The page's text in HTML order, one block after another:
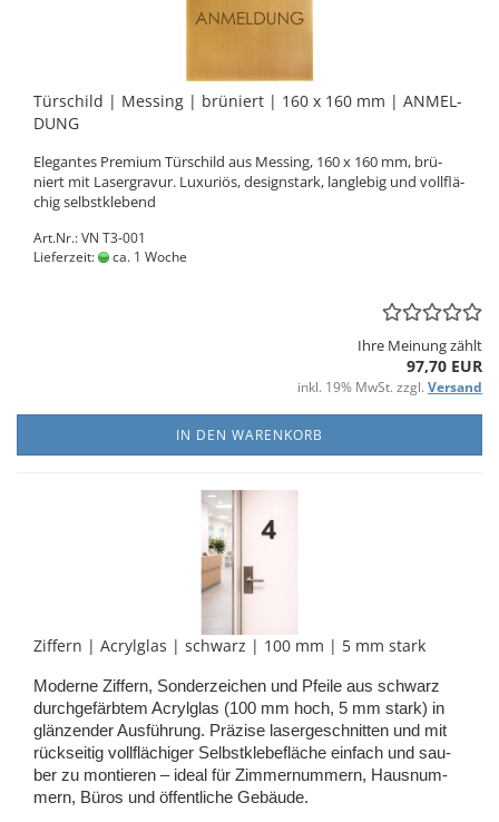
Tür­schild | Mes­sing | brü­niert | 160 x 160 mm | AN­MEL­
DUNG
Ele­gan­tes Pre­mi­um Tür­schild aus Mes­sing, 160 x 160 mm, brü­
niert mit La­ser­gra­vur. Lu­xu­ri­ös, de­sign­stark, lang­le­big und voll­flä­
chig selbst­kle­bend
Art.Nr.: VN T3-001
Lieferzeit:
ca. 1 Woche
Ihre Meinung zählt
97,70 EUR
inkl. 19% MwSt. zzgl. Versand
IN DEN WARENKORB
Zif­fern | Acryl­glas | schwarz | 100 mm | 5 mm stark
Mo­der­ne Zif­fern, Son­der­zei­chen und Pfei­le aus schwarz
durch­ge­färb­tem Acryl­glas (100 mm hoch, 5 mm stark) in
glän­zen­der Aus­füh­rung. Prä­zi­se la­ser­ge­schnit­ten und mit
rück­sei­tig voll­flä­chi­ger Selbst­kle­be­flä­che ein­fach und sau­
ber zu mon­tie­ren – ideal für Zim­mer­num­mern, Haus­num­
mern, Büros und öf­fent­li­che Ge­bäu­de.